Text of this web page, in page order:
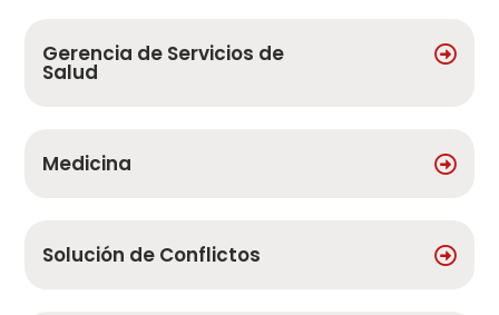
Gerencia de Servicios de
Salud
Medicina
Solución de Conflictos